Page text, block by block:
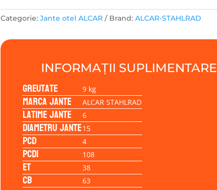
ALCAR
STAHLRAD
6Jx15H2
4/108/38/63,0
Categorie: Jante otel ALCAR Brand: ALCAR-STAHLRAD
INFORMAȚII SUPLIMENTARE
Greutate 9 kg
Marca jante ALCAR STAHLRAD
Latime jante 6
Diametru jante15
PCD 4
PCD1 108
ET 38
CB 63